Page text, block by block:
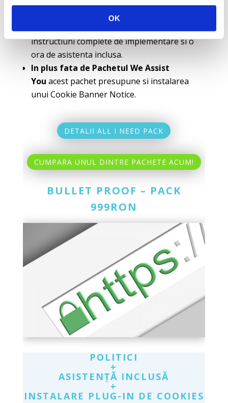
OK
Ce e inclus in acest PACHET?
Acest produs iti va oferi doua template-uri,
instructiuni complete de implementare si o
ora de asistenta inclusa.
In plus fata de Pachetul We Assist
You acest pachet presupune si instalarea
unui Cookie Banner Notice.
DETALII ALL I NEED PACK
CUMPARA UNUL DINTRE PACHETE ACUM!
BULLET PROOF – PACK
999RON
POLITICI
+
ASISTENȚĂ INCLUSĂ
+
INSTALARE PLUG-IN DE COOKIES